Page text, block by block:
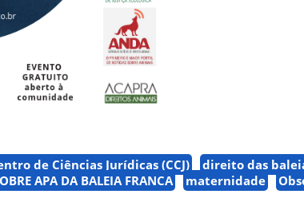
de Ciências Jurídicas (CCJ) direito das
APA DA BALEIA FRANCA maternidade